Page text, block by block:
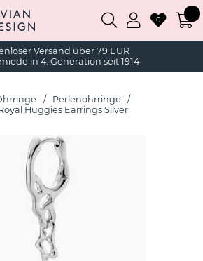
Versand über 79 EUR
in 4. Generation seit 1914
0
Perlenohrringe
Huggies Earrings Silver